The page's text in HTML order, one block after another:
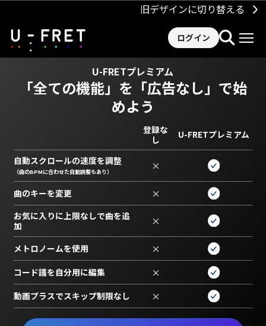
旧デザインに切り替える
ログイン
U-FRETプレミアム
「全ての機能」を 「広告なし」で始
めよう
登録な
し
U-FRETプレミアム
自動スクロールの速度を調整
（曲のBPMに合わせた自動調整もあり） ×
曲のキーを変更 ×
お気に入りに上限なしで曲を追
加
×
メトロノームを使用 ×
コード譜を自分用に編集 ×
動画プラスでスキップ制限なし ×